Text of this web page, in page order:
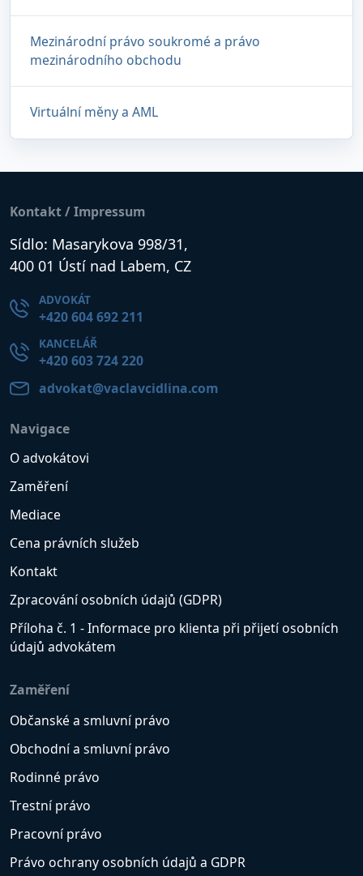
Mezinárodní právo soukromé a právo
mezinárodního obchodu
Virtuální měny a AML
Kontakt / Impressum
Sídlo: Masarykova 998/31,
400 01 Ústí nad Labem, CZ
ADVOKÁT
+420 604 692 211
KANCELÁŘ
+420 603 724 220
advokat@vaclavcidlina.com
Navigace
O advokátovi
Zaměření
Mediace
Cena právních služeb
Kontakt
Zpracování osobních údajů (GDPR)
Příloha č. 1 - Informace pro klienta při přijetí osobních
údajů advokátem
Zaměření
Občanské a smluvní právo
Obchodní a smluvní právo
Rodinné právo
Trestní právo
Pracovní právo
Právo ochrany osobních údajů a GDPR